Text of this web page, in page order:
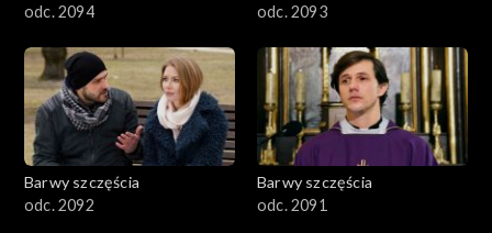
1801–1900
1701–1800
1601–1700
odc. 2094
odc. 2093
Barwy szczęścia
odc. 2092
Barwy szczęścia
odc. 2091